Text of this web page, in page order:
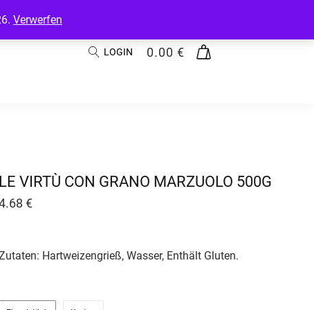
Verwerfen
LOGIN 0.00 €
LE VIRTÙ CON GRANO MARZUOLO 500G
€
Hartweizengrieß, Wasser, Enthält Gluten.